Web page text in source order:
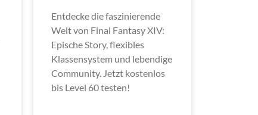
Entdecke die faszinierende
Welt von Final Fantasy XIV:
Epische Story, flexibles
Klassensystem und lebendige
Community. Jetzt kostenlos
bis Level 60 testen!